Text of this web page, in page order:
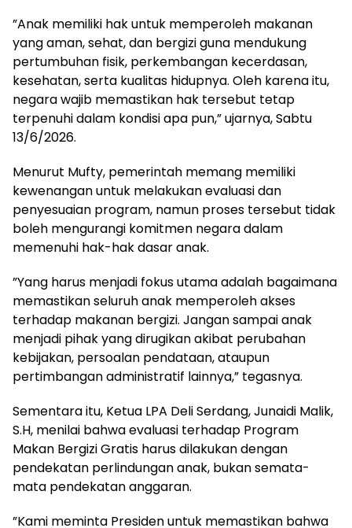
‎”Anak memiliki hak untuk memperoleh makanan
yang aman, sehat, dan bergizi guna mendukung
pertumbuhan fisik, perkembangan kecerdasan,
kesehatan, serta kualitas hidupnya. Oleh karena itu,
negara wajib memastikan hak tersebut tetap
terpenuhi dalam kondisi apa pun,” ujarnya, Sabtu
13/6/2026.
‎Menurut Mufty, pemerintah memang memiliki
kewenangan untuk melakukan evaluasi dan
penyesuaian program, namun proses tersebut tidak
boleh mengurangi komitmen negara dalam
memenuhi hak-hak dasar anak.
‎”Yang harus menjadi fokus utama adalah bagaimana
memastikan seluruh anak memperoleh akses
terhadap makanan bergizi. Jangan sampai anak
menjadi pihak yang dirugikan akibat perubahan
kebijakan, persoalan pendataan, ataupun
pertimbangan administratif lainnya,” tegasnya.
‎Sementara itu, Ketua LPA Deli Serdang, Junaidi Malik,
S.H, menilai bahwa evaluasi terhadap Program
Makan Bergizi Gratis harus dilakukan dengan
pendekatan perlindungan anak, bukan semata-
mata pendekatan anggaran.
‎‎”Kami meminta Presiden untuk memastikan bahwa